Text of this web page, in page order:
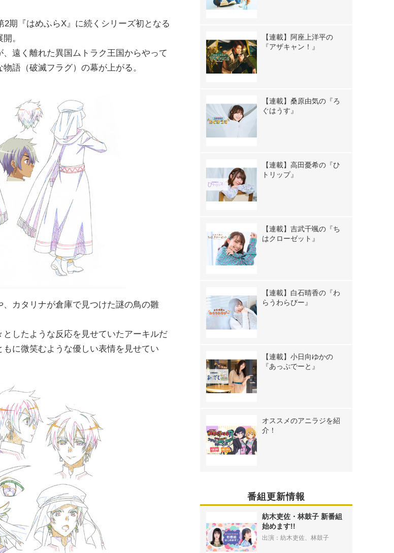
期『はめふらX』に続くシリーズ初となる
。
遠く離れた異国ムトラク王国からやって
語（破滅フラグ）の幕が上がる。
カタリナが倉庫で見つけた謎の鳥の雛
したような反応を見せていたアーキルだ
に微笑むような優しい表情を見せてい
【連載】阿座上洋平の
『アザキャン！』
【連載】桑原由気の『ろ
ぐはうす』
【連載】高田憂希の『ひ
トリップ』
【連載】吉武千颯の『ち
はクローゼット』
【連載】白石晴香の『わ
らうわらびー』
【連載】小日向ゆかの
『あっぷでーと』
オススメのアニラジを紹
介！
番組更新情報
紡木吏佐・林鼓子 新番組
始めます!!
出演：紡木吏佐、林鼓子